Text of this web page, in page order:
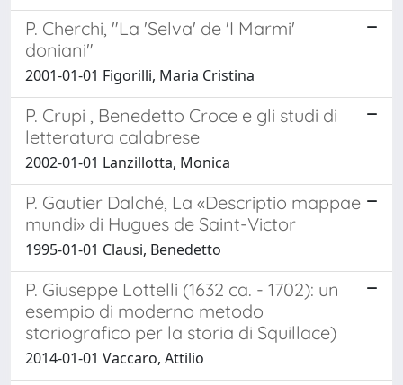
P. Cherchi, "La 'Selva' de 'I Marmi'
doniani"
2001-01-01 Figorilli, Maria Cristina
P. Crupi , Benedetto Croce e gli studi di
letteratura calabrese
2002-01-01 Lanzillotta, Monica
P. Gautier Dalché, La «Descriptio mappae
mundi» di Hugues de Saint-Victor
1995-01-01 Clausi, Benedetto
P. Giuseppe Lottelli (1632 ca. - 1702): un
esempio di moderno metodo
storiografico per la storia di Squillace)
2014-01-01 Vaccaro, Attilio